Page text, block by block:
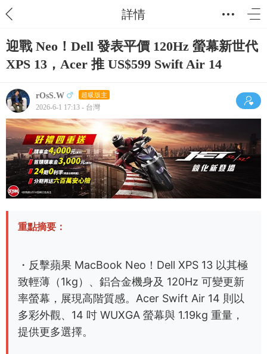
詳情
迎戰 Neo！Dell 發表平價 120Hz 螢幕新世代
XPS 13，Acer 推 US$599 Swift Air 14
rOsS.W 超級版主
2026-6-1 17:13 - 台灣
重點摘要：
・反擊蘋果 MacBook Neo！Dell XPS 13 以其極
致輕薄（1kg）、鋁合金機身及 120Hz 可變更新
率螢幕，展現高階質感。Acer Swift Air 14 則以
多彩外觀、14 吋 WUXGA 螢幕與 1.19kg 重量，
提供更多選擇。